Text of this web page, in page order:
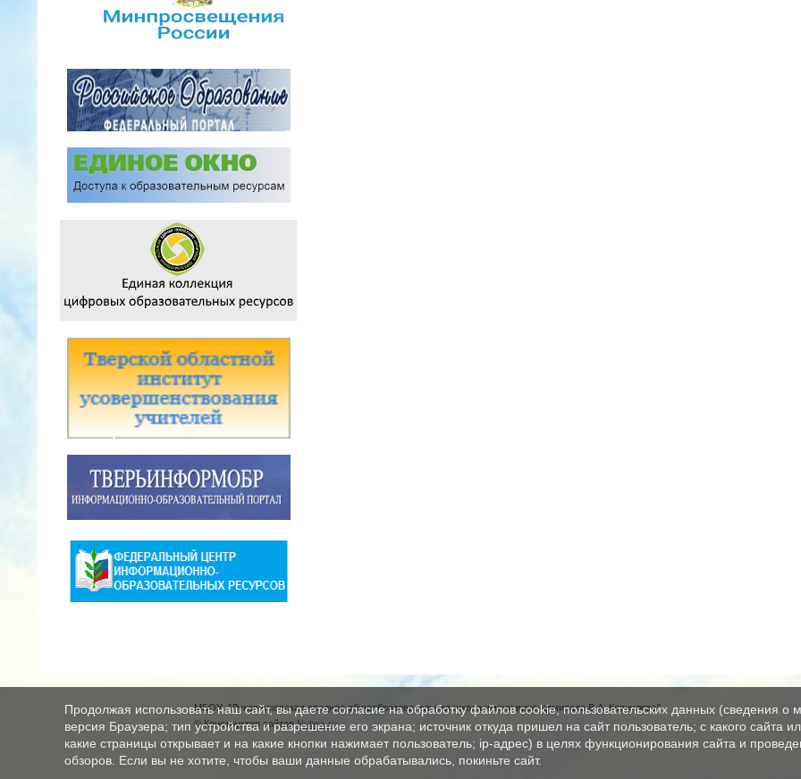
МБОУ "Луковниковская средняя общеобразовательная школа имени вице-адмирала В.А. Корнилова"
© Конструктор сайтовNubex.ru
Продолжая использовать наш сайт, вы даете согласие на обработку файлов cookie, пользовательских данных (сведения
версия Браузера; тип устройства и разрешение его экрана; источник откуда пришел на сайт пользователь; с какого сайта
какие страницы открывает и на какие кнопки нажимает пользователь; ip-адрес) в целях функционирования сайта и
обзоров. Если вы не хотите, чтобы ваши данные обрабатывались, покиньте сайт.